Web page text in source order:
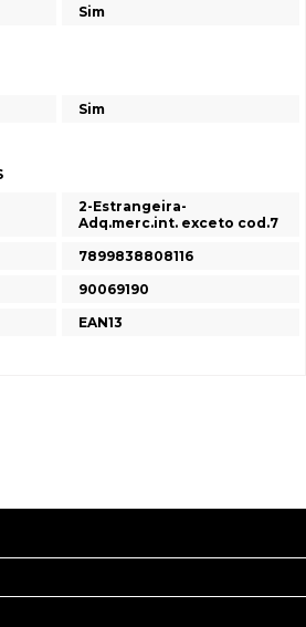
Sim
Sim
2-Estrangeira-
Adq.merc.int. exceto cod.7
7899838808116
90069190
EAN13